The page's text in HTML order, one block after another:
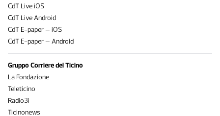
CdT Live iOS
CdT Live Android
CdT E-paper – iOS
CdT E-paper – Android
Gruppo Corriere del Ticino
La Fondazione
Teleticino
Radio3i
Ticinonews